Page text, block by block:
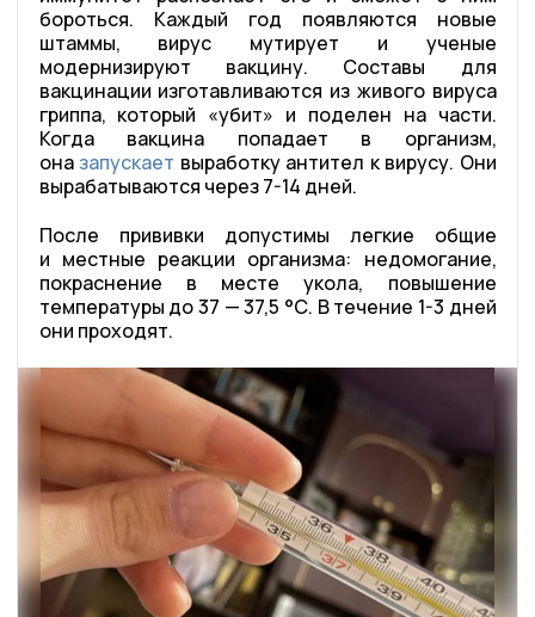
бороться. Каждый год появляются новые
штаммы, вирус мутирует и ученые
модернизируют вакцину. Составы для
вакцинации изготавливаются из живого вируса
гриппа, который «убит» и поделен на части.
Когда вакцина попадает в организм,
оназапускает выработку антител к вирусу. Они
вырабатываются через 7-14 дней.
После прививки допустимы легкие общие
и местные реакции организма: недомогание,
покраснение в месте укола, повышение
температуры до 37 — 37,5 °С. В течение 1-3 дней
они проходят.